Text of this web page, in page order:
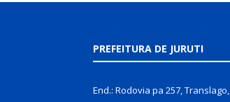
PREFEITURA DE JURUTI
End.: Rodovia pa 257,